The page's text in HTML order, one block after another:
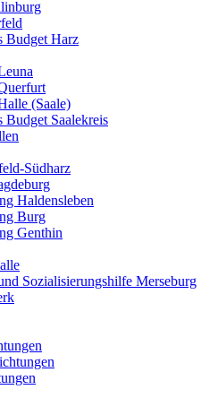
Budget Harz
(Saale)
Budget Saalekreis
Südharz
Haldensleben
Burg
Genthin
Sozialisierungshilfe Merseburg